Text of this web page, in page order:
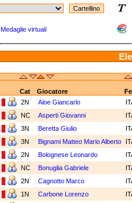
Medaglie virtuali
Cat Giocatore
2N Aloe Giancarlo
NC Asperti Giovanni
3N Beretta Giulio
3N Bignami Matteo Mario Alberto
2N Bolognese Leonardo
NC Bonuglia Gabriele
2N Cagnotto Marco
1N Carbone Lorenzo